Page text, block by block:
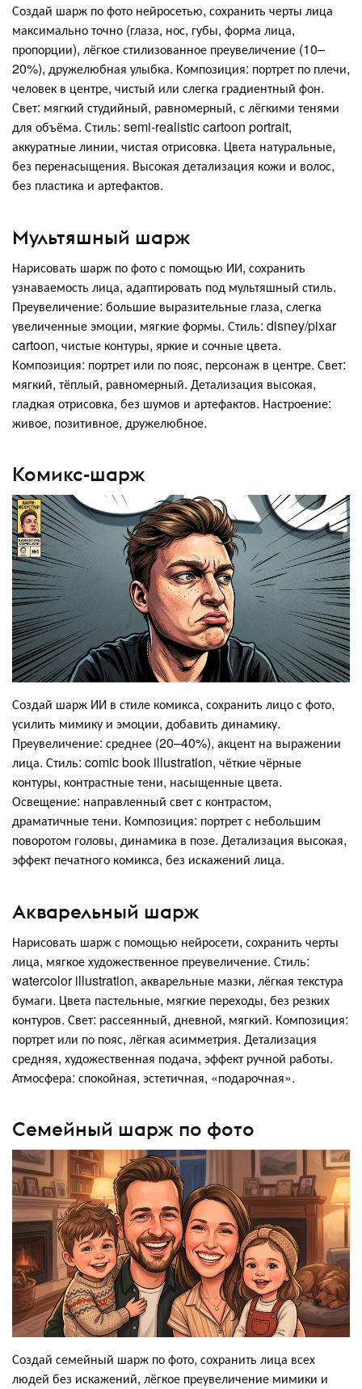
Создай шарж по фото нейросетью, сохранить черты лица
максимально точно (глаза, нос, губы, форма лица,
пропорции), лёгкое стилизованное преувеличение (10–
20%), дружелюбная улыбка. Композиция: портрет по плечи,
человек в центре, чистый или слегка градиентный фон.
Свет: мягкий студийный, равномерный, с лёгкими тенями
для объёма. Стиль: semi-realistic cartoon portrait,
аккуратные линии, чистая отрисовка. Цвета натуральные,
без перенасыщения. Высокая детализация кожи и волос,
без пластика и артефактов.
Мультяшный шарж
Нарисовать шарж по фото с помощью ИИ, сохранить
узнаваемость лица, адаптировать под мультяшный стиль.
Преувеличение: большие выразительные глаза, слегка
увеличенные эмоции, мягкие формы. Стиль: disney/pixar
cartoon, чистые контуры, яркие и сочные цвета.
Композиция: портрет или по пояс, персонаж в центре. Свет:
мягкий, тёплый, равномерный. Детализация высокая,
гладкая отрисовка, без шумов и артефактов. Настроение:
живое, позитивное, дружелюбное.
Комикс-шарж
Создай шарж ИИ в стиле комикса, сохранить лицо с фото,
усилить мимику и эмоции, добавить динамику.
Преувеличение: среднее (20–40%), акцент на выражении
лица. Стиль: comic book illustration, чёткие чёрные
контуры, контрастные тени, насыщенные цвета.
Освещение: направленный свет с контрастом,
драматичные тени. Композиция: портрет с небольшим
поворотом головы, динамика в позе. Детализация высокая,
эффект печатного комикса, без искажений лица.
Акварельный шарж
Нарисовать шарж с помощью нейросети, сохранить черты
лица, мягкое художественное преувеличение. Стиль:
watercolor illustration, акварельные мазки, лёгкая текстура
бумаги. Цвета пастельные, мягкие переходы, без резких
контуров. Свет: рассеянный, дневной, мягкий. Композиция:
портрет или по пояс, лёгкая асимметрия. Детализация
средняя, художественная подача, эффект ручной работы.
Атмосфера: спокойная, эстетичная, «подарочная».
Семейный шарж по фото
Создай семейный шарж по фото, сохранить лица всех
людей без искажений, лёгкое преувеличение мимики и